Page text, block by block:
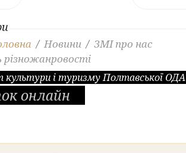
і туризму Полтавської ОДА
онлайн
Новини
ЗМІ про нас